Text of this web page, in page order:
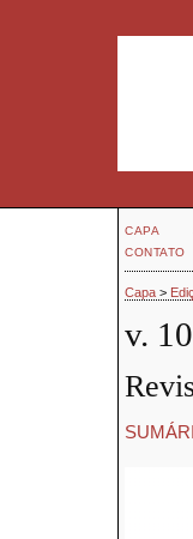
CAPA
CONTATO
Capa >
v.